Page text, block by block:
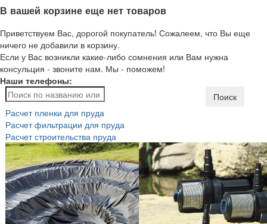
В вашей корзине еще нет товаров
Приветствуем Вас, дорогой покупатель! Сожалеем, что Вы еще
ничего не добавили в корзину.
Если у Вас возникли какие-либо сомнения или Вам нужна
консульция - звоните нам. Мы - поможем!
Наши телефоны:
Поиск
Расчет пленки для пруда
Расчет фильтрации для пруда
Расчет строительства пруда